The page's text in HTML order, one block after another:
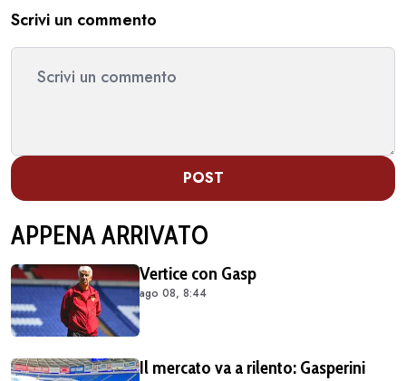
Scrivi un commento
POST
APPENA ARRIVATO
Vertice con Gasp
ago 08, 8:44
Il mercato va a rilento: Gasperini